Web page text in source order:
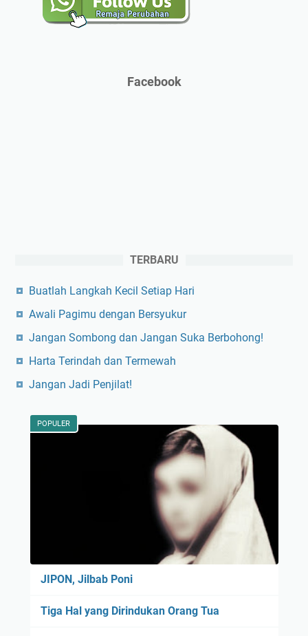
Facebook
TERBARU
Buatlah Langkah Kecil Setiap Hari
Awali Pagimu dengan Bersyukur
Jangan Sombong dan Jangan Suka Berbohong!
Harta Terindah dan Termewah
Jangan Jadi Penjilat!
POPULER
JIPON, Jilbab Poni
Tiga Hal yang Dirindukan Orang Tua